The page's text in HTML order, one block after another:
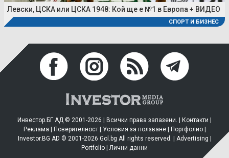
Левски, ЦСКА или ЦСКА 1948: Кой ще е №1 в Европа + ВИДЕО
СПОРТ И БИЗНЕС
Инвестор.БГ АД © 2001-2026 | Всички права запазени. | Контакти
Реклама
Поверителност| Условия за ползване| Портфолио|
Investor.BG AD © 2001-2026 Gol.bg All rights reserved. | Advertising
Portfolio
Лични данни